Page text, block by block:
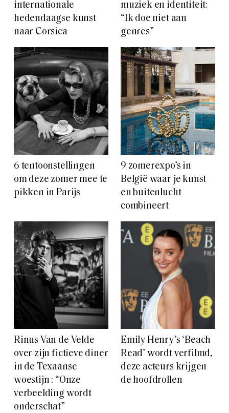
internationale
hedendaagse kunst
naar Corsica
muziek en identiteit:
“Ik doe niet aan
genres”
6 tentoonstellingen
om deze zomer mee te
pikken in Parijs
9 zomerexpo’s in
België waar je kunst
en buitenlucht
combineert
Rinus Van de Velde
over zijn fictieve diner
in de Texaanse
woestijn : “Onze
verbeelding wordt
onderschat”
Emily Henry’s ‘Beach
Read’ wordt verfilmd,
deze acteurs krijgen
de hoofdrollen